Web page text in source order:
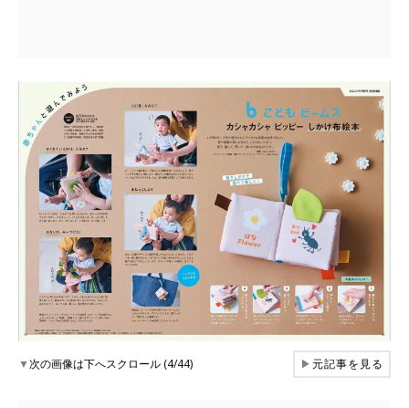
▼次の画像は下へスクロール (4/44) ▶元記事を見る